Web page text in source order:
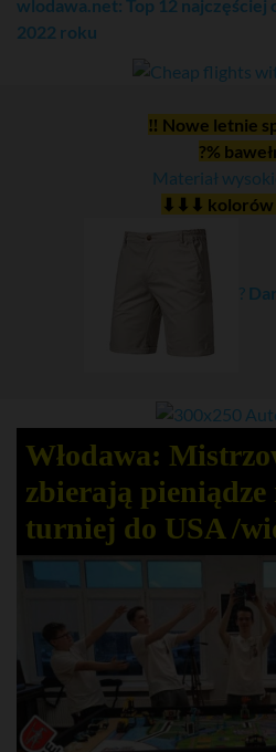
wlodawa.net: Top 12
2022 roku
‼ Nowe letnie
?%
Materiał
⬇⬇⬇ kolorów
?
Włodawa:
zbierają
turniej do USA /